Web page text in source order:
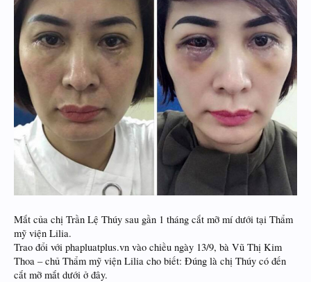
Mắt của chị Trần Lệ Thúy sau gần 1 tháng cắt mỡ mí dưới tại Thẩm
mỹ viện Lilia.
Trao đổi với phapluatplus.vn vào chiều ngày 13/9, bà Vũ Thị Kim
Thoa – chủ Thẩm mỹ viện Lilia cho biết: Đúng là chị Thúy có đến
cắt mỡ mắt dưới ở đây.